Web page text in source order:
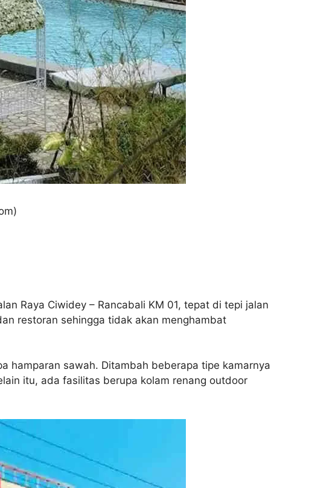
Raya Ciwidey – Rancabali KM 01, tepat di tepi jalan
restoran sehingga tidak akan menghambat
hamparan sawah. Ditambah beberapa tipe kamarnya
itu, ada fasilitas berupa kolam renang outdoor